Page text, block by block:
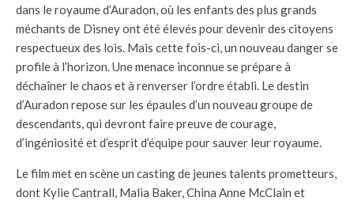
dans le royaume d’Auradon, où les enfants des plus grands
méchants de Disney ont été élevés pour devenir des citoyens
respectueux des lois. Mais cette fois-ci, un nouveau danger se
profile à l’horizon. Une menace inconnue se prépare à
déchaîner le chaos et à renverser l’ordre établi. Le destin
d’Auradon repose sur les épaules d’un nouveau groupe de
descendants, qui devront faire preuve de courage,
d’ingéniosité et d’esprit d’équipe pour sauver leur royaume.
Le film met en scène un casting de jeunes talents prometteurs,
dont Kylie Cantrall, Malia Baker, China Anne McClain et